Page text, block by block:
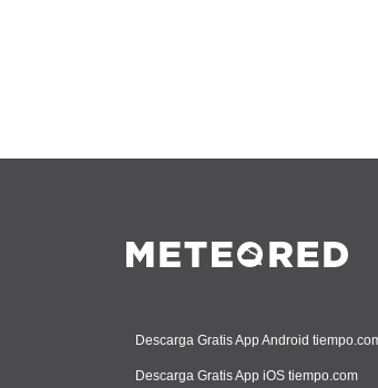
Descarga Gratis App Android
Descarga Gratis App iOS tiempo.com